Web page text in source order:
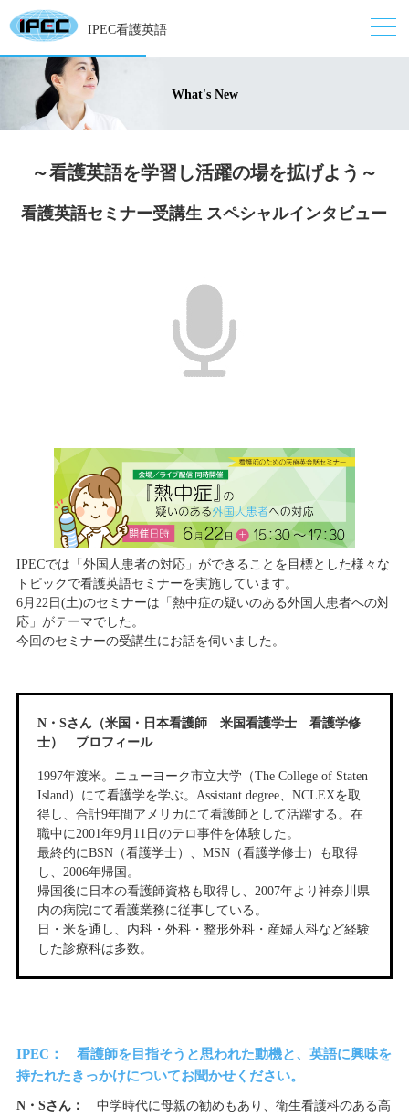
IPEC看護英語
What's New
～看護英語を学習し活躍の場を拡げよう～
看護英語セミナー受講生 スペシャルインタビュー
IPECでは「外国人患者の対応」ができることを目標とした様々な
トピックで看護英語セミナーを実施しています。
6月22日(土)のセミナーは「熱中症の疑いのある外国人患者への対
応」がテーマでした。
今回のセミナーの受講生にお話を伺いました。
N・Sさん（米国・日本看護師 米国看護学士 看護学修
士） プロフィール
1997年渡米。ニューヨーク市立大学（The College of Staten
Island）にて看護学を学ぶ。Assistant degree、NCLEXを取
得し、合計9年間アメリカにて看護師として活躍する。在
職中に2001年9月11日のテロ事件を体験した。
最終的にBSN（看護学士）、MSN（看護学修士）も取得
し、2006年帰国。
帰国後に日本の看護師資格も取得し、2007年より神奈川県
内の病院にて看護業務に従事している。
日・米を通し、内科・外科・整形外科・産婦人科など経験
した診療科は多数。
IPEC： 看護師を目指そうと思われた動機と、英語に興味を
持たれたきっかけについてお聞かせください。
N・Sさん：
中学時代に母親の勧めもあり、衛生看護科のある高